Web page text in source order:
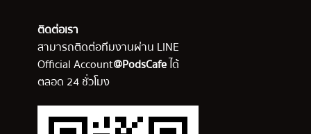
ติดต่อเรา
สามารถติดต่อทีมงานผ่าน LINE
Official Account@PodsCafeได้
ตลอด 24 ชั่วโมง